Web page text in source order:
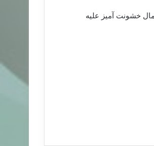
خشونت آمیز علیه